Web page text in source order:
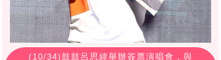
(10/34)鼓鼓呂思緯舉辦簽票演唱會，與